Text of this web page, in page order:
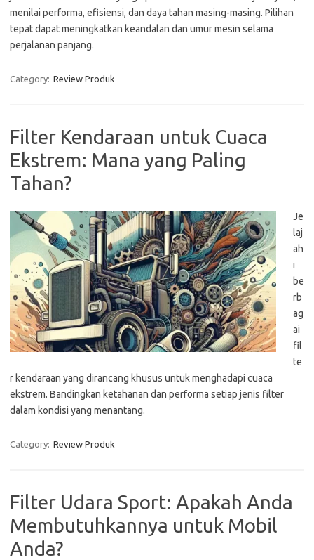
menilai performa, efisiensi, dan daya tahan masing-masing. Pilihan
tepat dapat meningkatkan keandalan dan umur mesin selama
perjalanan panjang.
Category: Review Produk
Filter Kendaraan untuk Cuaca
Ekstrem: Mana yang Paling
Tahan?
Je
laj
ah
i
be
rb
ag
ai
fil
te
r kendaraan yang dirancang khusus untuk menghadapi cuaca
ekstrem. Bandingkan ketahanan dan performa setiap jenis filter
dalam kondisi yang menantang.
Category: Review Produk
Filter Udara Sport: Apakah Anda
Membutuhkannya untuk Mobil
Anda?